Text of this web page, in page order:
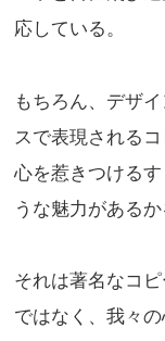
応している。
もちろん、デザ
スで表現される
心を惹きつける
うな魅力がある
それは著名なコ
ではなく、我々